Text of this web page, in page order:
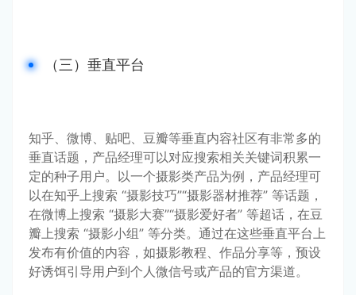
（三）垂直平台
知乎、微博、贴吧、豆瓣等垂直内容社区有非常多的
垂直话题，产品经理可以对应搜索相关关键词积累一
定的种子用户。以一个摄影类产品为例，产品经理可
以在知乎上搜索 “摄影技巧”“摄影器材推荐” 等话题，
在微博上搜索 “摄影大赛”“摄影爱好者” 等超话，在豆
瓣上搜索 “摄影小组” 等分类。通过在这些垂直平台上
发布有价值的内容，如摄影教程、作品分享等，预设
好诱饵引导用户到个人微信号或产品的官方渠道。